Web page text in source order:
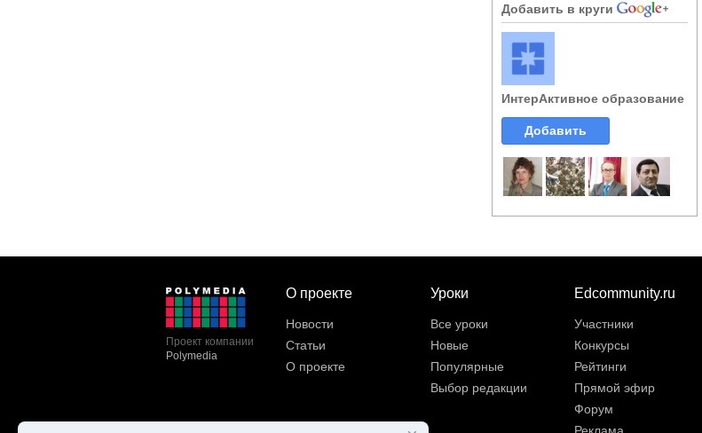
Добавить в круги
ИнтерАктивное образование
Добавить
Проект компании
Polymedia
О проекте
Новости
Статьи
О проекте
Уроки
Все уроки
Новые
Популярные
Выбор редакции
Edcommunity.ru
Участники
Конкурсы
Рейтинги
Прямой эфир
Форум
Реклама